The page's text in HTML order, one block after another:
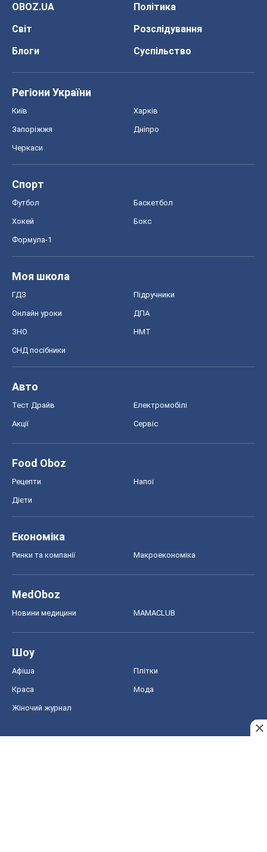
OBOZ.UA
Політика
Світ
Розслідування
Блоги
Суспільство
Регіони України
Київ Харків
Запоріжжя Дніпро
Черкаси
Спорт
Футбол Баскетбол
Хокей Бокс
Формула-1
Моя школа
ГДЗ Підручники
Онлайн уроки ДПА
ЗНО НМТ
СНД посібники
Авто
Тест Драйв Електромобілі
Акції Сервіс
Food Oboz
Рецепти Напої
Дієти
Економіка
Ринки та компанії Макроекономіка
MedOboz
Новини медицини MAMACLUB
Шоу
Афіша Плітки
Краса Мода
Жіночий журнал